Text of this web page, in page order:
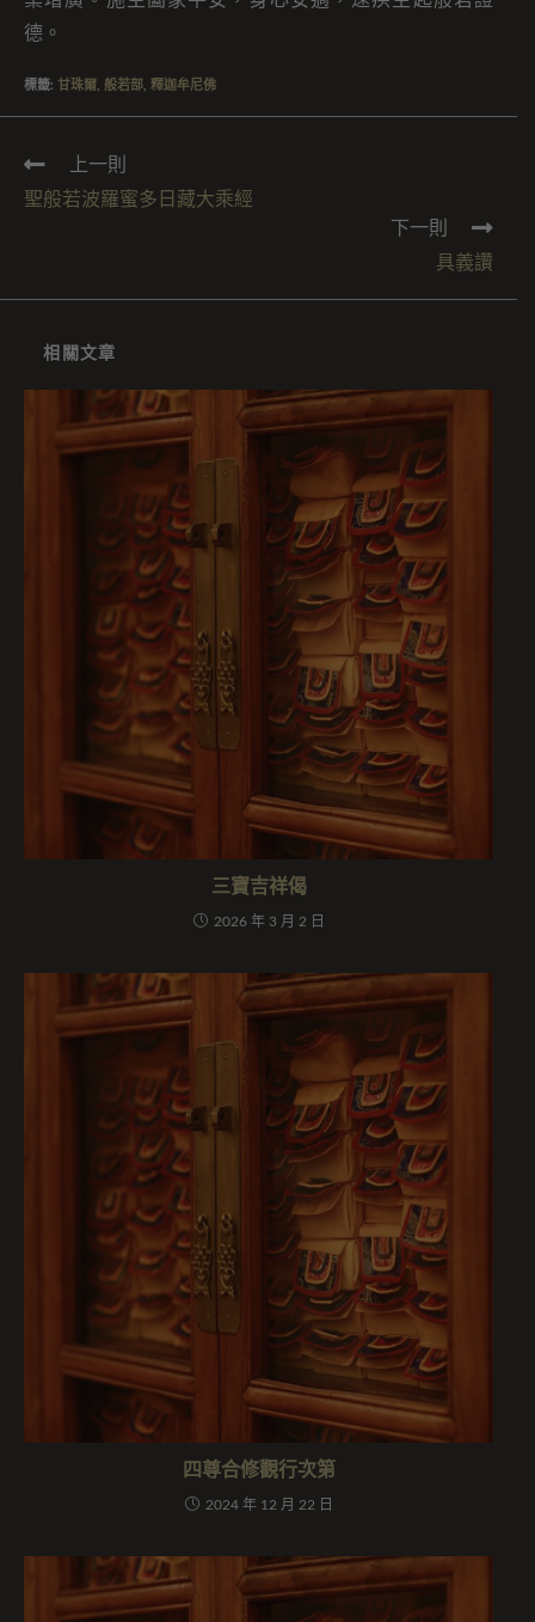
德。
標籤: 甘珠爾 般若部 釋迦牟尼佛
上一則
聖般若波羅蜜多日藏大乘經
下一則
具義讚
相關文章
三寶吉祥偈
2026 年 3 月 2 日
四尊合修觀行次第
2024 年 12 月 22 日